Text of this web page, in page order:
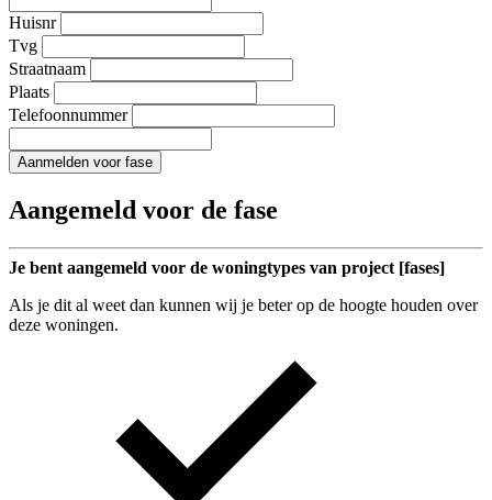
Huisnr
Tvg
Straatnaam
Plaats
Telefoonnummer
Aanmelden voor fase
Aangemeld voor de fase
Je bent aangemeld voor de woningtypes van project [fases]
Als je dit al weet dan kunnen wij je beter op de hoogte houden over
deze woningen.